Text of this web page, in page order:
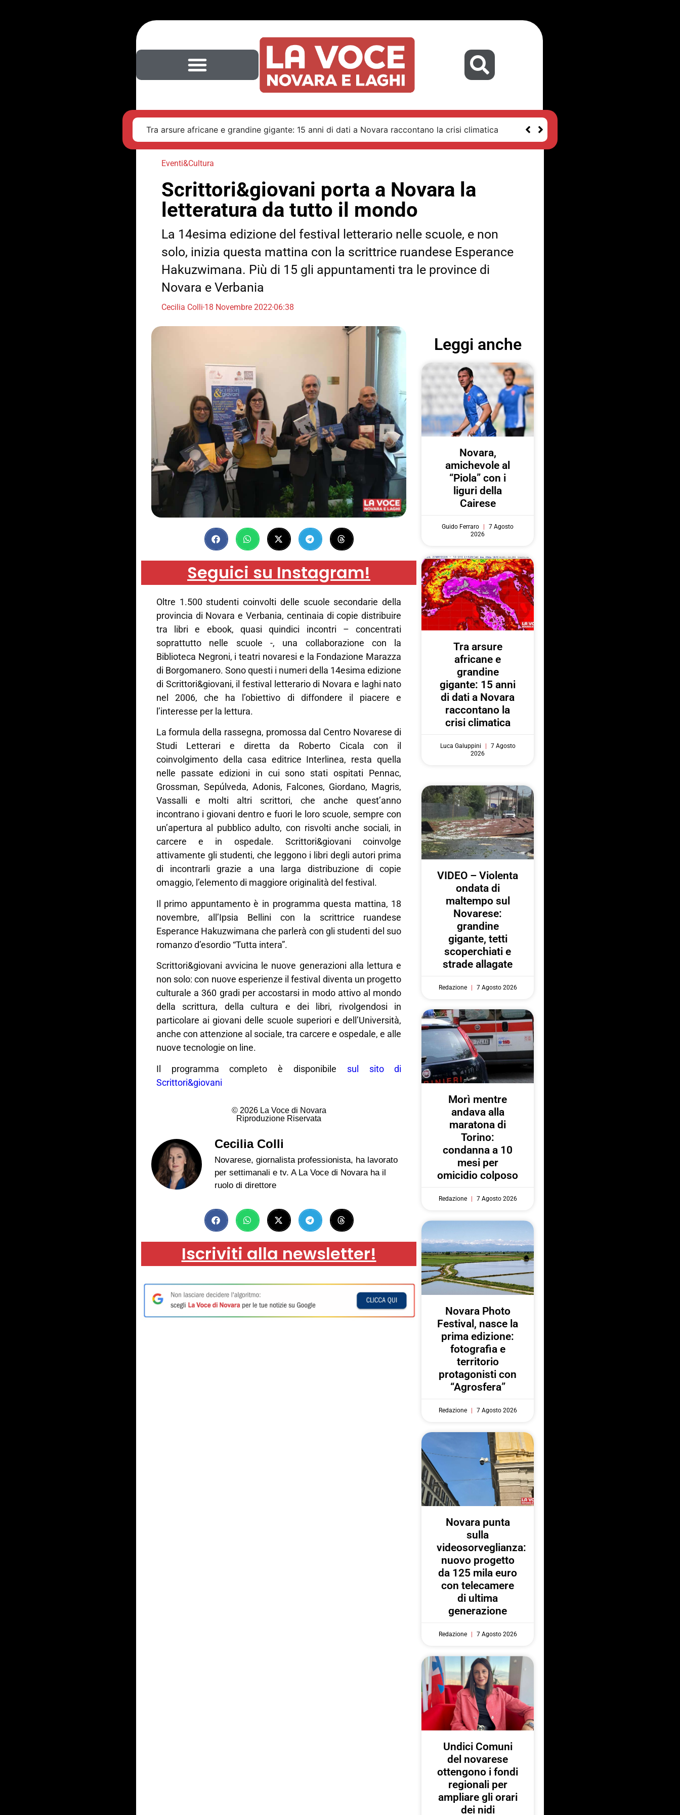
Tra arsure africane e grandine gigante: 15 anni di dati a Novara raccontano la crisi climatica
Eventi&Cultura
Scrittori&giovani porta a Novara la
letteratura da tutto il mondo
La 14esima edizione del festival letterario nelle scuole, e non
solo, inizia questa mattina con la scrittrice ruandese Esperance
Hakuzwimana. Più di 15 gli appuntamenti tra le province di
Novara e Verbania
Cecilia Colli18 Novembre 202206:38
Seguici su Instagram!
Oltre 1.500 studenti coinvolti delle scuole secondarie della
provincia di Novara e Verbania, centinaia di copie distribuire
tra libri e ebook, quasi quindici incontri – concentrati
soprattutto nelle scuole -, una collaborazione con la
Biblioteca Negroni, i teatri novaresi e la Fondazione Marazza
di Borgomanero. Sono questi i numeri della 14esima edizione
di Scrittori&giovani, il festival letterario di Novara e laghi nato
nel 2006, che ha l’obiettivo di diffondere il piacere e
l’interesse per la lettura.
La formula della rassegna, promossa dal Centro Novarese di
Studi Letterari e diretta da Roberto Cicala con il
coinvolgimento della casa editrice Interlinea, resta quella
nelle passate edizioni in cui sono stati ospitati Pennac,
Grossman, Sepúlveda, Adonis, Falcones, Giordano, Magris,
Vassalli e molti altri scrittori, che anche quest’anno
incontrano i giovani dentro e fuori le loro scuole, sempre con
un’apertura al pubblico adulto, con risvolti anche sociali, in
carcere e in ospedale. Scrittori&giovani coinvolge
attivamente gli studenti, che leggono i libri degli autori prima
di incontrarli grazie a una larga distribuzione di copie
omaggio, l’elemento di maggiore originalità del festival.
Il primo appuntamento è in programma questa mattina, 18
novembre, all’Ipsia Bellini con la scrittrice ruandese
Esperance Hakuzwimana che parlerà con gli studenti del suo
romanzo d’esordio “Tutta intera”.
Scrittori&giovani avvicina le nuove generazioni alla lettura e
non solo: con nuove esperienze il festival diventa un progetto
culturale a 360 gradi per accostarsi in modo attivo al mondo
della scrittura, della cultura e dei libri, rivolgendosi in
particolare ai giovani delle scuole superiori e dell’Università,
anche con attenzione al sociale, tra carcere e ospedale, e alle
nuove tecnologie on line.
Il programma completo è disponibile sul sito di
Scrittori&giovani
© 2026 La Voce di Novara
Riproduzione Riservata
Cecilia Colli
Novarese, giornalista professionista, ha lavorato
per settimanali e tv. A La Voce di Novara ha il
ruolo di direttore
Iscriviti alla newsletter!
Leggi anche
Novara,
amichevole al
“Piola” con i
liguri della
Cairese
Guido Ferraro
7 Agosto
2026
Tra arsure
africane e
grandine
gigante: 15 anni
di dati a Novara
raccontano la
crisi climatica
Luca Galuppini
7 Agosto
2026
VIDEO – Violenta
ondata di
maltempo sul
Novarese:
grandine
gigante, tetti
scoperchiati e
strade allagate
Redazione 7 Agosto 2026
Morì mentre
andava alla
maratona di
Torino:
condanna a 10
mesi per
omicidio colposo
Redazione 7 Agosto 2026
Novara Photo
Festival, nasce la
prima edizione:
fotografia e
territorio
protagonisti con
“Agrosfera”
Redazione 7 Agosto 2026
Novara punta
sulla
videosorveglianza:
nuovo progetto
da 125 mila euro
con telecamere
di ultima
generazione
Redazione 7 Agosto 2026
Undici Comuni
del novarese
ottengono i fondi
regionali per
ampliare gli orari
dei nidi